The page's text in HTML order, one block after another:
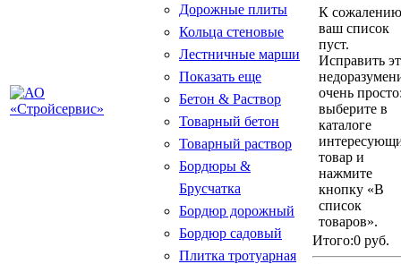
Дорожные плиты
Кольца стеновые
Лестничные марши
Показать еще
Бетон & Раствор
Товарный бетон
Товарный раствор
Бордюры &
Брусчатка
Бордюр дорожный
Бордюр садовый
Плитка тротуарная
К
ваш список
пуст.
Исправить
очень
выберите в
каталоге
товар и
нажмите
кнопку «В
список
товаров».
Итого:0 руб.